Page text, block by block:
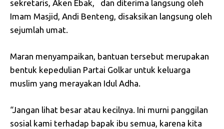
sekretaris, Aken Ebak, dan diterima langsung oleh
Imam Masjid, Andi Benteng, disaksikan langsung oleh
sejumlah umat.
Maran menyampaikan, bantuan tersebut merupakan
bentuk kepedulian Partai Golkar untuk keluarga
muslim yang merayakan Idul Adha.
“Jangan lihat besar atau kecilnya. Ini murni panggilan
sosial kami terhadap bapak ibu semua, karena kita